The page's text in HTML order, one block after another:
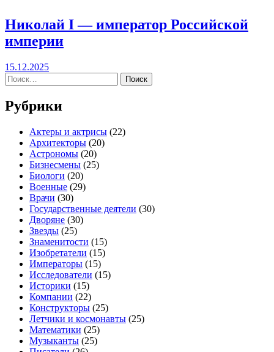
Николай I — император Российской
империи
15.12.2025
Найти:
Рубрики
Актеры и актрисы (22)
Архитекторы (20)
Астрономы (20)
Бизнесмены (25)
Биологи (20)
Военные (29)
Врачи (30)
Государственные деятели (30)
Дворяне (30)
Звезды (25)
Знаменитости (15)
Изобретатели (15)
Императоры (15)
Исследователи (15)
Историки (15)
Компании (22)
Конструкторы (25)
Летчики и космонавты (25)
Математики (25)
Музыканты (25)